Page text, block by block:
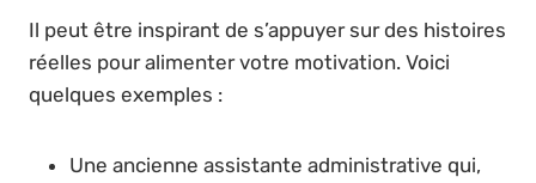
Il peut être inspirant de s’appuyer sur des histoires
réelles pour alimenter votre motivation. Voici
quelques exemples :
Une ancienne assistante administrative qui,